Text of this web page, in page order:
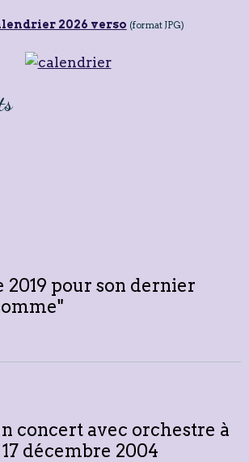
2026 verso (format JPG)
pour son dernier
concert avec orchestre à
décembre 2004